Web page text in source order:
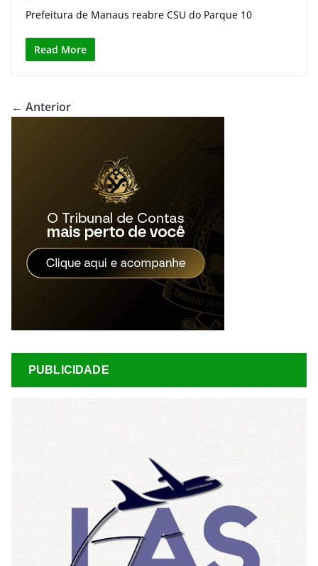
Prefeitura de Manaus reabre CSU do Parque 10
Read More
← Anterior
PUBLICIDADE